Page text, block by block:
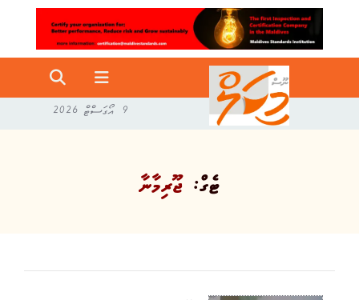
9 އޯގަސްޓް 2026
ޓެގް:ޖޫރިމާނާ